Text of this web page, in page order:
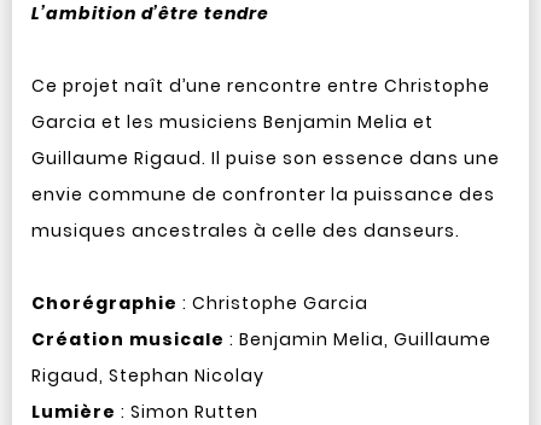
L’ambition d’être tendre
Ce projet naît d’une rencontre entre Christophe
Garcia et les musiciens Benjamin Melia et
Guillaume Rigaud. Il puise son essence dans une
envie commune de confronter la puissance des
musiques ancestrales à celle des danseurs.
Chorégraphie : Christophe Garcia
Création musicale : Benjamin Melia, Guillaume
Rigaud, Stephan Nicolay
Lumière : Simon Rutten